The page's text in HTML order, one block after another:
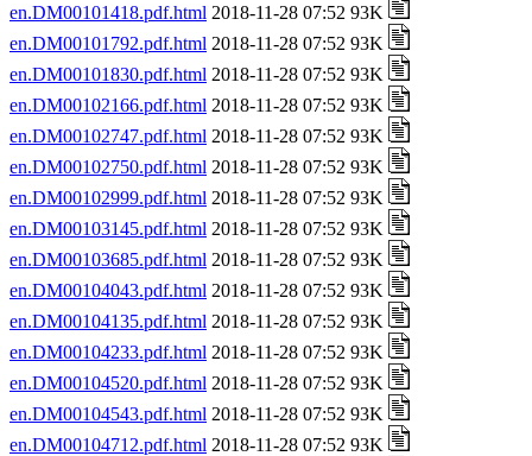
en.DM00101418.pdf.html 2018-11-28 07:52 93K
en.DM00101792.pdf.html 2018-11-28 07:52 93K
en.DM00101830.pdf.html 2018-11-28 07:52 93K
en.DM00102166.pdf.html 2018-11-28 07:52 93K
en.DM00102747.pdf.html 2018-11-28 07:52 93K
en.DM00102750.pdf.html 2018-11-28 07:52 93K
en.DM00102999.pdf.html 2018-11-28 07:52 93K
en.DM00103145.pdf.html 2018-11-28 07:52 93K
en.DM00103685.pdf.html 2018-11-28 07:52 93K
en.DM00104043.pdf.html 2018-11-28 07:52 93K
en.DM00104135.pdf.html 2018-11-28 07:52 93K
en.DM00104233.pdf.html 2018-11-28 07:52 93K
en.DM00104520.pdf.html 2018-11-28 07:52 93K
en.DM00104543.pdf.html 2018-11-28 07:52 93K
en.DM00104712.pdf.html 2018-11-28 07:52 93K